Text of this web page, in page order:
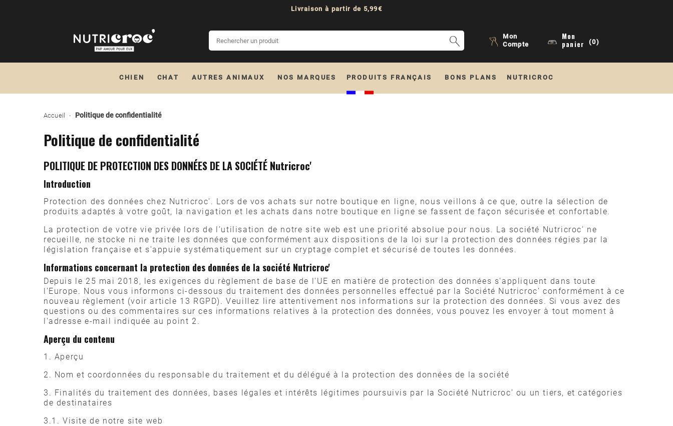
Livraison à partir de 5,99€
Mon
Compte
Mon
panier
(0)
CHIEN CHAT AUTRES ANIMAUX NOS MARQUES PRODUITS FRANÇAIS BONS PLANS NUTRICROC
Accueil Politique de confidentialité
Politique de confidentialité
POLITIQUE DE PROTECTION DES DONNÉES DE LA SOCIÉTÉ Nutricroc'
Introduction
Protection des données chez Nutricroc'. Lors de vos achats sur notre boutique en ligne, nous veillons à ce que, outre la sélection de
produits adaptés à votre goût, la navigation et les achats dans notre boutique en ligne se fassent de façon sécurisée et confortable.
La protection de votre vie privée lors de l’utilisation de notre site web est une priorité absolue pour nous. La société Nutricroc' ne
recueille, ne stocke ni ne traite les données que conformément aux dispositions de la loi sur la protection des données régies par la
législation française et s'appuie systématiquement sur un cryptage complet et sécurisé de toutes les données.
Informations concernant la protection des données de la société Nutricroc'
Depuis le 25 mai 2018, les exigences du règlement de base de l'UE en matière de protection des données s'appliquent dans toute
l'Europe. Nous vous informons ci-dessous du traitement des données personnelles effectué par la Société Nutricroc' conformément à ce
nouveau règlement (voir article 13 RGPD). Veuillez lire attentivement nos informations sur la protection des données. Si vous avez des
questions ou des commentaires sur ces informations relatives à la protection des données, vous pouvez les envoyer à tout moment à
l'adresse e-mail indiquée au point 2.
Aperçu du contenu
1. Aperçu
2. Nom et coordonnées du responsable du traitement et du délégué à la protection des données de la société
3. Finalités du traitement des données, bases légales et intérêts légitimes poursuivis par la Société Nutricroc' ou un tiers, et catégories
de destinataires
3.1. Visite de notre site web